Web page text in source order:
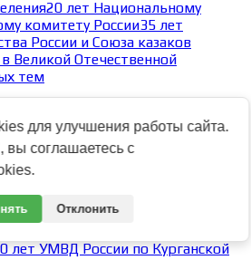
20 лет Национальному
комитету России35 лет
России и Союза казаков
Великой Отечественной
тем
тем 2024Архив тем 2023
по Республике Марий Эл
округу ВНГ РФ
области80 лет УМВД России по
лет УМВД России по Курганской
для улучшения работы сайта.
соглашаетесь с
Отклонить